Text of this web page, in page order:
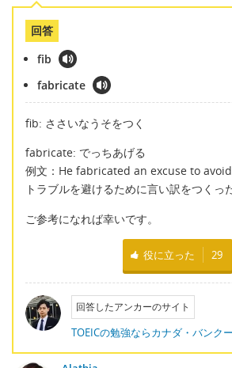
回答
fib
fabricate
fib: ささいなうそをつく
fabricate: でっちあげる
例文：He fabricated an excuse to avoid
トラブルを避けるために言い訳をつくっ
ご参考になれば幸いです。
役に立った 29
回答したアンカーのサイト
TOEICの勉強ならカナダ・バンク